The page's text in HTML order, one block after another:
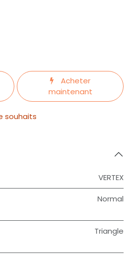
Acheter
maintenant
souhaits
VERTEX
Normal
Triangle